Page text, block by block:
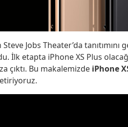
Steve Jobs Theater’da
İlk etapta iPhone XS Plus
çıktı. Bu makalemizde iPhone